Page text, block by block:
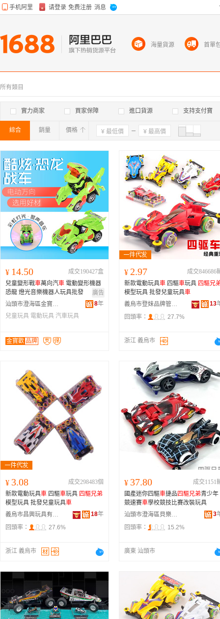
所有類目
實力商家 買家保障 進口貨源 支持支付寶
綜合 銷量 價格 確定
¥ 14.50
成交190427盒
兒童變形戰車萬向汽車 電動變形機器
恐龍 燈光音樂機器人玩具批發
廣告
汕頭市澄海區金寶歡玩具商行
8年
兒童玩具 電動玩具 汽車玩具
金寶歡 品牌
¥ 2.97
成交846686
新款電動玩具車 四驅車玩具 四驅兄
模型玩具 批發兒童玩具車
義烏市登妹品牌管理有限公司
13
回頭率：
27.7%
浙江 義烏市
¥ 3.08
成交298483個
新款電動玩具車 四驅車玩具 四驅兄弟
模型玩具 批發兒童玩具車
義烏市昌興玩具有限公司
18年
回頭率：
27.6%
浙江 義烏市
¥ 37.80
成交1151
國產迷你四驅車捷品 四驅兄弟青少年
競速賽車學校競技比賽改裝玩具
汕頭市澄海區貝樂卓玩具商行
3
回頭率：
15.2%
廣東 汕頭市
海量貨源 首單